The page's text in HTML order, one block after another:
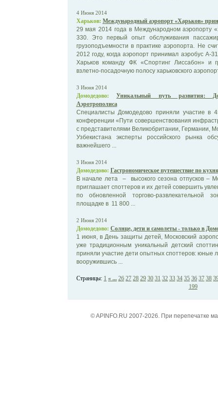
4 Июня 2014
Харьков: Международный аэропорт «Харьков»
29 мая 2014 года в Международном аэропорту
330. Это первый опыт обслуживания
грузоподъемности в практике аэропорта. Не
2012 году, когда аэропорт принимал аэробус А-
Харьков команду ФК «Спортинг Лиссабон» и
взлетно-посадочную полосу харьковского
3 Июня 2014
Домодедово:
Уникальный путь развития:
Аэротрополиса
Специалисты Домодедово приняли участие в
конференции «Пути совершенствования
с представителями Великобритании, Германии,
Узбекистана эксперты российского рынка
важнейшего ...
3 Июня 2014
Домодедово: Гастрономическое путешествие по
В начале лета – высокого сезона отпусков –
приглашает споттеров и их детей совершить
по обновленной торгово-развлекательной
площадке в 11 800 ...
2 Июня 2014
Домодедово: Солнце, дети и самолеты - только в
1 июня, в День защиты детей, Московский
уже традиционным уникальный детский
приняли участие дети опытных споттеров: юные
вооружившись ...
Страницы: 1 « ... 26 27 28 29 30 31 32 33 34 35 36 37 38
199
© APINFO.RU 2007-2026. При перепечатке